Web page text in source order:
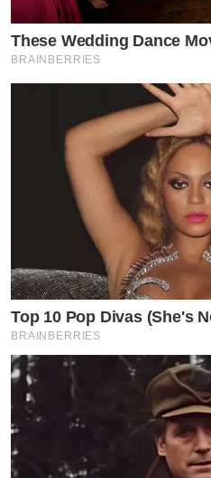
These Wedding Dance
BRAINBERRIES
Top 10 Pop Divas (She's
BRAINBERRIES